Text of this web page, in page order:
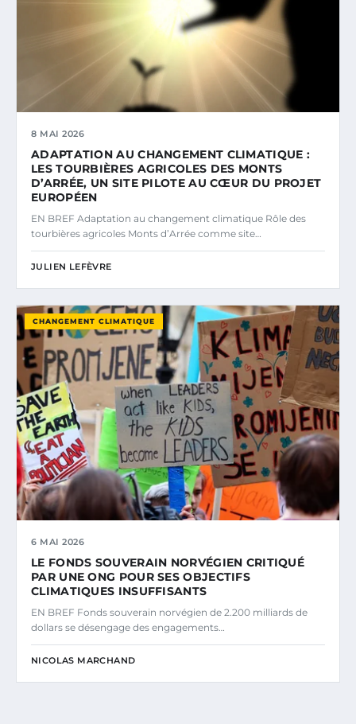
8 MAI 2026
ADAPTATION AU CHANGEMENT CLIMATIQUE :
LES TOURBIÈRES AGRICOLES DES MONTS
D’ARRÉE, UN SITE PILOTE AU CŒUR DU PROJET
EUROPÉEN
EN BREF Adaptation au changement climatique Rôle des
tourbières agricoles Monts d’Arrée comme site…
JULIEN LEFÈVRE
CHANGEMENT CLIMATIQUE
6 MAI 2026
LE FONDS SOUVERAIN NORVÉGIEN CRITIQUÉ
PAR UNE ONG POUR SES OBJECTIFS
CLIMATIQUES INSUFFISANTS
EN BREF Fonds souverain norvégien de 2.200 milliards de
dollars se désengage des engagements…
NICOLAS MARCHAND